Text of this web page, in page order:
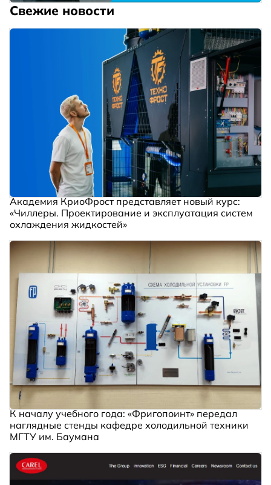
Свежие новости
Академия КриоФрост представляет новый курс:
«Чиллеры. Проектирование и эксплуатация систем
охлаждения жидкостей»
К началу учебного года: «Фригопоинт» передал
наглядные стенды кафедре холодильной техники
МГТУ им. Баумана